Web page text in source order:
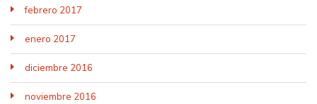
febrero 2017
enero 2017
diciembre 2016
noviembre 2016